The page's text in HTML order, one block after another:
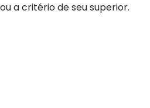
a critério de seu superior.